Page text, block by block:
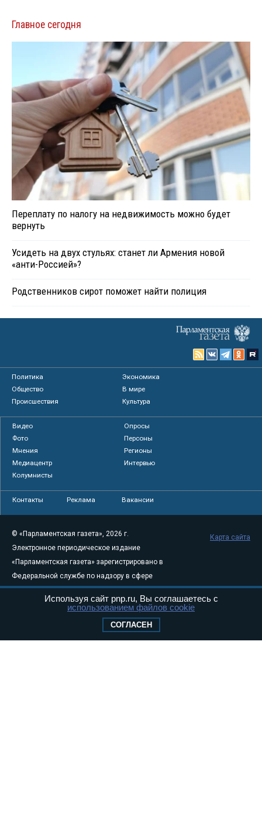
Главное сегодня
Переплату по налогу на недвижимость можно будет
вернуть
Усидеть на двух стульях: станет ли Армения новой
«анти-Россией»?
Родственников сирот поможет найти полиция
Политика
Экономика
Общество
В мире
Происшествия
Культура
Видео
Опросы
Фото
Персоны
Мнения
Регионы
Медиацентр
Интервью
Колумнисты
Контакты Реклама Вакансии
© «Парламентская газета», 2026 г.
Электронное периодическое издание
«Парламентская газета» зарегистрировано в
Федеральной службе по надзору в сфере
связи, информационных технологий и
массовых коммуникаций (Роскомнадзор) 05
Свидетельство о регистрации Эл № ФС77-
Карта сайта
Используя сайт pnp.ru, Вы соглашаетесь с
использованием файлов cookie
СОГЛАСЕН